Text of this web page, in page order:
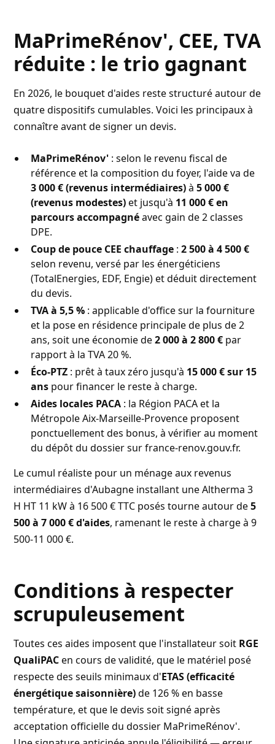
MaPrimeRénov', CEE, TVA
réduite : le trio gagnant
En 2026, le bouquet d'aides reste structuré autour de
quatre dispositifs cumulables. Voici les principaux à
connaître avant de signer un devis.
MaPrimeRénov' : selon le revenu fiscal de
référence et la composition du foyer, l'aide va de
3 000 € (revenus intermédiaires)à5 000 €
(revenus modestes)et jusqu'à 11 000 € en
parcours accompagnéavec gain de 2 classes
DPE.
Coup de pouce CEE chauffage :2 500 à 4 500 €
selon revenu, versé par les énergéticiens
(TotalEnergies, EDF, Engie) et déduit directement
du devis.
TVA à 5,5 % : applicable d'office sur la fourniture
et la pose en résidence principale de plus de 2
ans, soit une économie de2 000 à 2 800 € par
rapport à la TVA 20 %.
Éco-PTZ : prêt à taux zéro jusqu'à 15 000 € sur 15
ans pour financer le reste à charge.
Aides locales PACA : la Région PACA et la
Métropole Aix-Marseille-Provence proposent
ponctuellement des bonus, à vérifier au moment
du dépôt du dossier surfrance-renov.gouv.fr.
Le cumul réaliste pour un ménage aux revenus
intermédiaires d'Aubagne installant une Altherma 3
H HT 11 kW à 16 500 € TTC posés tourne autour de5
500 à 7 000 € d'aides, ramenant le reste à charge à 9
500-11 000 €.
Conditions à respecter
scrupuleusement
Toutes ces aides imposent que l'installateur soit RGE
QualiPACen cours de validité, que le matériel posé
respecte des seuils minimaux d'ETAS (efficacité
énergétique saisonnière)de 126 % en basse
température, et que le devis soit signé après
acceptation officielle du dossier MaPrimeRénov'.